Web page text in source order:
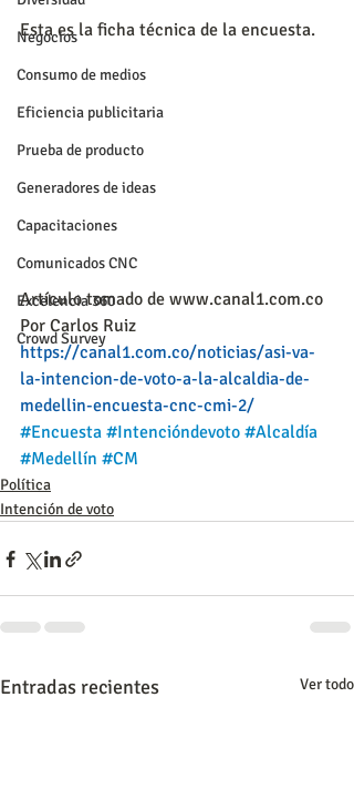
Negocios
Consumo de medios
Eficiencia publicitaria
Prueba de producto
Generadores de ideas
Capacitaciones
Comunicados CNC
Excelencia 360
Crowd Survey
Esta es la ficha técnica de la encuesta.
Artículo tomado de www.canal1.com.co
Por Carlos Ruiz
https://canal1.com.co/noticias/asi-va-
la-intencion-de-voto-a-la-alcaldia-de-
medellin-encuesta-cnc-cmi-2/
#Encuesta #Intencióndevoto #Alcaldía
#Medellín #CM
Política
Intención de voto
Entradas recientes Ver todo